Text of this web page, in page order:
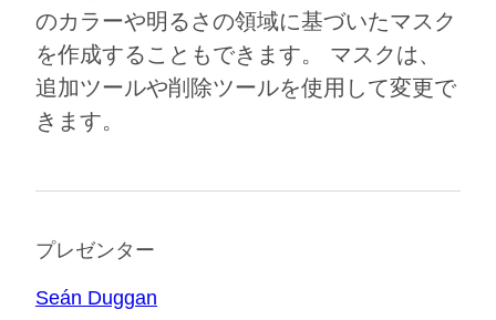
のカラーや明るさの領域に基づいたマスク
を作成することもできます。 マスクは、
追加ツールや削除ツールを使用して変更で
きます。
プレゼンター
Seán Duggan